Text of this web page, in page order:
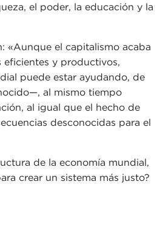
el poder, la educación y la
«Aunque el capitalismo acaba
eficientes y productivos,
puede estar ayudando, de
al mismo tiempo
al igual que el hecho de
desconocidas para el
de la economía mundial,
crear un sistema más justo?